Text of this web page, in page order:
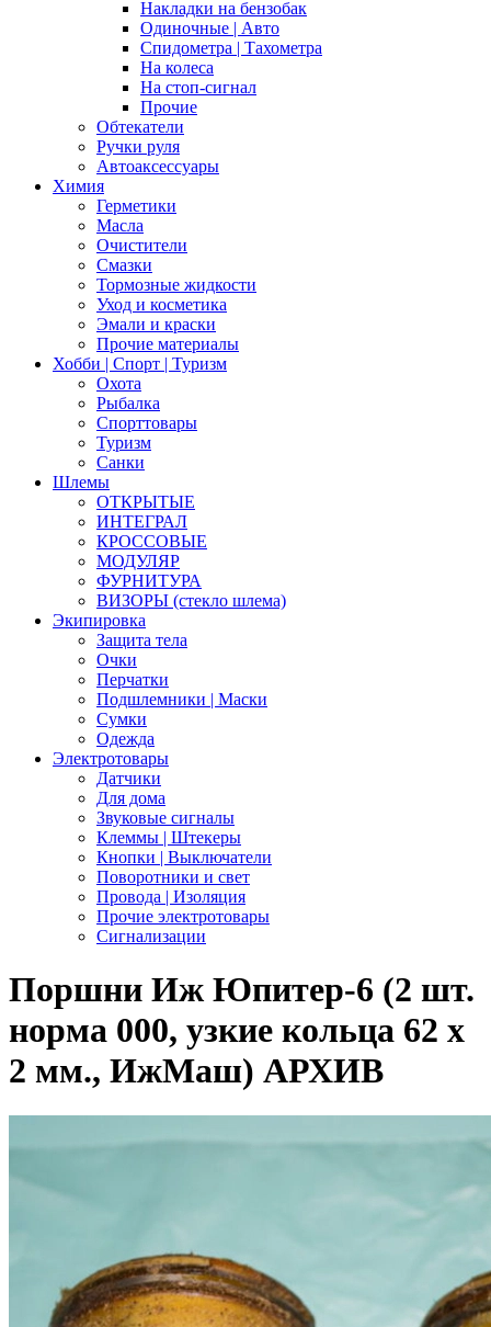
Накладки на бензобак
Одиночные | Авто
Спидометра | Тахометра
На колеса
На стоп-сигнал
Прочие
Обтекатели
Ручки руля
Автоаксессуары
Химия
Герметики
Масла
Очистители
Смазки
Тормозные жидкости
Уход и косметика
Эмали и краски
Прочие материалы
Хобби | Cпорт | Туризм
Охота
Рыбалка
Спорттовары
Туризм
Санки
Шлемы
ОТКРЫТЫЕ
ИНТЕГРАЛ
КРОССОВЫЕ
МОДУЛЯР
ФУРНИТУРА
ВИЗОРЫ (стекло шлема)
Экипировка
Защита тела
Очки
Перчатки
Подшлемники | Маски
Сумки
Одежда
Электротовары
Датчики
Для дома
Звуковые сигналы
Клеммы | Штекеры
Кнопки | Выключатели
Поворотники и свет
Провода | Изоляция
Прочие электротовары
Сигнализации
Поршни Иж Юпитер-6 (2 шт.
норма 000, узкие кольца 62 x
2 мм., ИжМаш) АРХИВ